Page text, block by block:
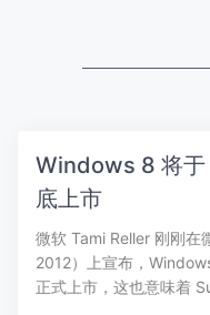
Windows 8 将于
底上市
微软 Tami Reller 刚刚在
2012）上宣布，
正式上市，这也意味着